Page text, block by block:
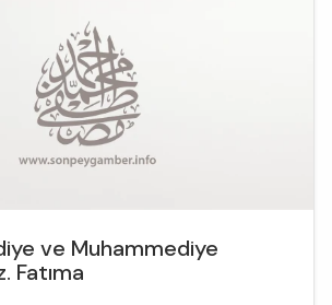
ve Muhammediye
Fatıma